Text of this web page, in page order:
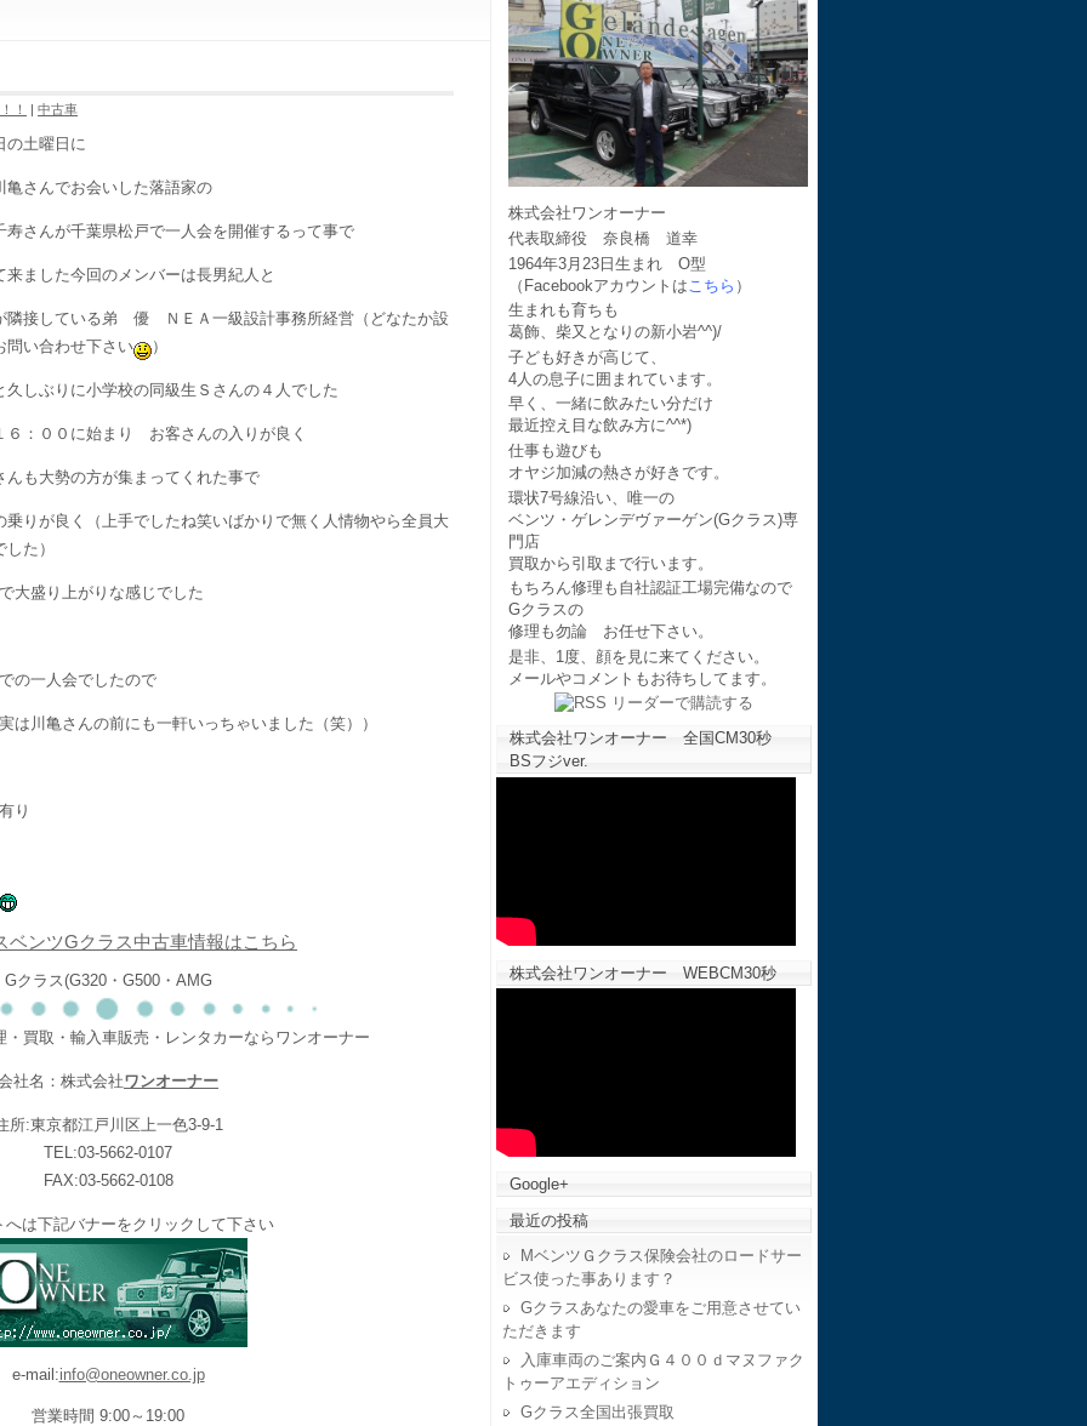
！ |中古車
の土曜日に
亀さんでお会いした落語家の
寿さんが千葉県松戸で一人会を開催するって事で
来ました今回のメンバーは長男紀人と
隣接している弟 優 ＮＥＡ一級設計事務所経営（どなたか設
問い合わせ下さい
）
久しぶりに小学校の同級生Ｓさんの４人でした
６：００に始まり お客さんの入りが良く
んも大勢の方が集まってくれた事で
乗りが良く（上手でしたね笑いばかりで無く人情物やら全員大
た）
大盛り上がりな感じでした
の一人会でしたので
は川亀さんの前にも一軒いっちゃいました（笑））
り
ベンツGクラス中古車情報はこちら
Gクラス(G320・G500・AMG
・買取・輸入車販売・レンタカーならワンオーナー
社名：株式会社ワンオーナー
所:東京都江戸川区上一色3-9-1
TEL:03-5662-0107
FAX:03-5662-0108
へは下記バナーをクリックして下さい
e-mail:info@oneowner.co.jp
営業時間 9:00～19:00
株式会社ワンオーナー
代表取締役 奈良橋 道幸
1964年3月23日生まれ O型
（Facebookアカウントは こちら ）
生まれも育ちも
葛飾、柴又となりの新小岩^^)/
子ども好きが高じて、
4人の息子に囲まれています。
早く、一緒に飲みたい分だけ
最近控え目な飲み方に^^*)
仕事も遊びも
オヤジ加減の熱さが好きです。
環状7号線沿い、唯一の
ベンツ・ゲレンデヴァーゲン(Gクラス)専
門店
買取から引取まで行います。
もちろん修理も自社認証工場完備なので
Gクラスの
修理も勿論 お任せ下さい。
是非、1度、顔を見に来てください。
メールやコメントもお待ちしてます。
株式会社ワンオーナー 全国CM30秒
BSフジver.
株式会社ワンオーナー WEBCM30秒
Google+
最近の投稿
MベンツＧクラス保険会社のロードサー
ビス使った事あります？
Gクラスあなたの愛車をご用意させてい
ただきます
入庫車両のご案内Ｇ４００ｄマヌファク
トゥーアエディション
Gクラス全国出張買取